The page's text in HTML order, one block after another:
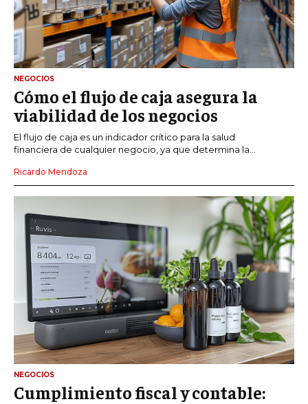
NEGOCIOS
Cómo el flujo de caja asegura la
viabilidad de los negocios
El flujo de caja es un indicador crítico para la salud
financiera de cualquier negocio, ya que determina la...
Ricardo Mendoza
NEGOCIOS
Cumplimiento fiscal y contable: